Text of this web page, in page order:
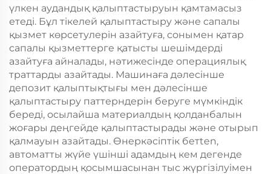
үлкен аудандық қалыптастыруын қамтамасыз
етеді. Бұл тікелей қалыптастыру және сапалы
қызмет көрсетулерін азайтуға, сонымен қатар
сапалы қызметтерге қатысты шешімдерді
азайтуға айналады, нәтижесінде операциялық
траттарды азайтады. Машинаға дәлесінше
депозит қалыптықтығы мен дәлесінше
қалыптастыру паттерндерін беруге мүмкіндік
береді, осылайша материалдың қолданбалын
жоғары деңгейде қалыптастырады және отырып
қалмауын азайтады. Өнеркәсіптік бетten,
автоматты жүйе үшінші адамдың кем дегенде
оператордың қосымшасынан тыс жүргізілуімен